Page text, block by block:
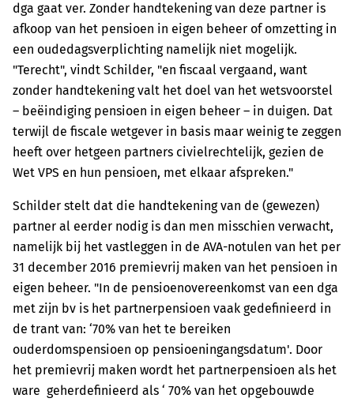
dga gaat ver. Zonder handtekening van deze partner is
afkoop van het pensioen in eigen beheer of omzetting in
een oudedagsverplichting namelijk niet mogelijk.
"Terecht", vindt Schilder, "en fiscaal vergaand, want
zonder handtekening valt het doel van het wetsvoorstel
– beëindiging pensioen in eigen beheer – in duigen. Dat
terwijl de fiscale wetgever in basis maar weinig te zeggen
heeft over hetgeen partners civielrechtelijk, gezien de
Wet VPS en hun pensioen, met elkaar afspreken."
Schilder stelt dat die handtekening van de (gewezen)
partner al eerder nodig is dan men misschien verwacht,
namelijk bij het vastleggen in de AVA-notulen van het per
31 december 2016 premievrij maken van het pensioen in
eigen beheer. "In de pensioenovereenkomst van een dga
met zijn bv is het partnerpensioen vaak gedefinieerd in
de trant van: ‘70% van het te bereiken
ouderdomspensioen op pensioeningangsdatum'. Door
het premievrij maken wordt het partnerpensioen als het
ware geherdefinieerd als ‘ 70% van het opgebouwde